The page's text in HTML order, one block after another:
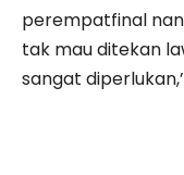
perempatfinal
tak mau ditekan
sangat